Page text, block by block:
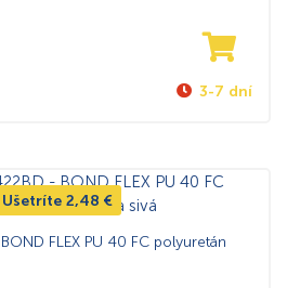
3-7 dní
Ušetríte 2,48 €
FLEX PU 40 FC polyuretán